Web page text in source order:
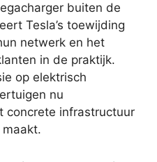
buiten de
Tesla’s toewijding
netwerk en het
in de praktijk.
op elektrisch
nu
concrete infrastructuur